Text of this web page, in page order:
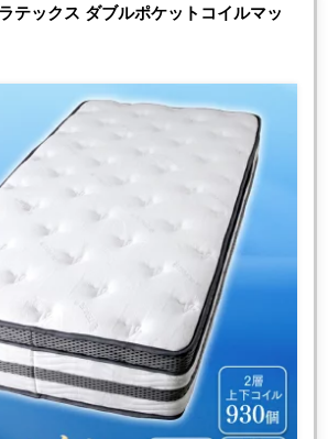
テックス ダブルポケットコイルマッ